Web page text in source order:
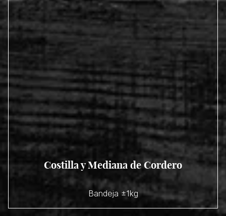
Costilla y Mediana de Cordero
Bandeja ±1kg